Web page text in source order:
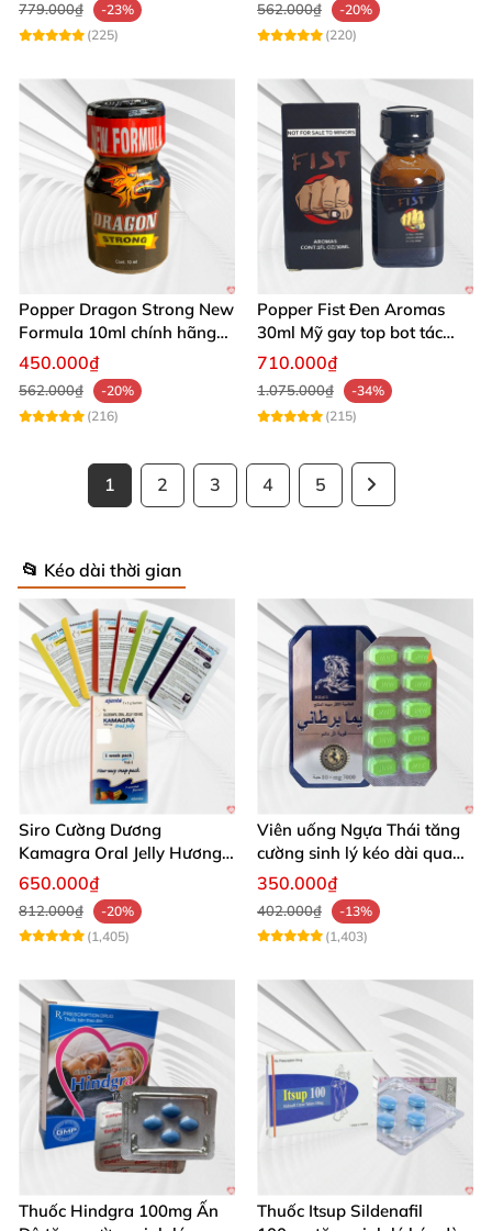
779.000₫
-23%
(225)
562.000₫
-20%
(220)
Popper Dragon Strong New
Formula 10ml chính hãng
Mỹ dành cho Top Bot
450.000₫
562.000₫
-20%
(216)
Popper Fist Đen Aromas
30ml Mỹ gay top bot tác
dụng mạnh
710.000₫
1.075.000₫
-34%
(215)
1 2 3 4 5
📂 Kéo dài thời gian
Siro Cường Dương
Kamagra Oral Jelly Hương
Trái Cây Một Hộp 7 Gói
650.000₫
812.000₫
-20%
(1,405)
Viên uống Ngựa Thái tăng
cường sinh lý kéo dài quan
hệ
350.000₫
402.000₫
-13%
(1,403)
Thuốc Hindgra 100mg Ấn
Thuốc Itsup Sildenafil